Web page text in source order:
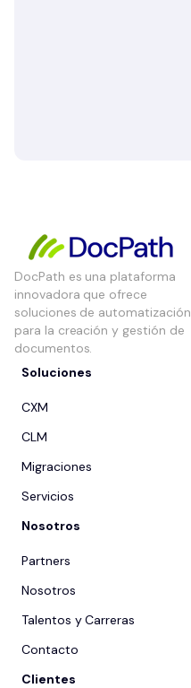
DocPath es una plataforma
innovadora que ofrece
soluciones de automatización
para la creación y gestión de
documentos.
Soluciones
CXM
CLM
Migraciones
Servicios
Nosotros
Partners
Nosotros
Talentos y Carreras
Contacto
Clientes